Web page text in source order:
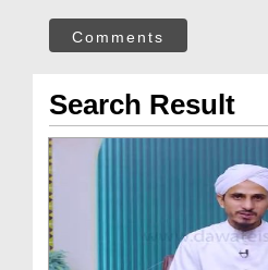
Comments
Search Result